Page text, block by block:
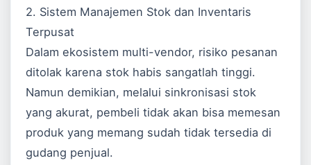
2. Sistem Manajemen Stok dan Inventaris
Terpusat
Dalam ekosistem multi-vendor, risiko pesanan
ditolak karena stok habis sangatlah tinggi.
Namun demikian, melalui sinkronisasi stok
yang akurat, pembeli tidak akan bisa memesan
produk yang memang sudah tidak tersedia di
gudang penjual.